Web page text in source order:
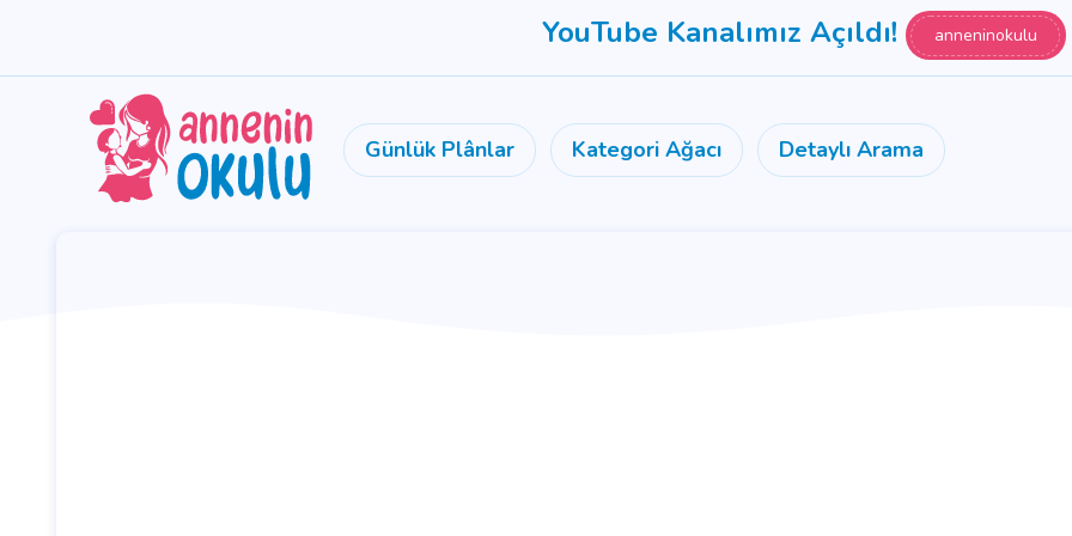
YouTube Kanalımız Açıldı! anneninokulu
Günlük Plânlar Kategori Ağacı Detaylı Arama